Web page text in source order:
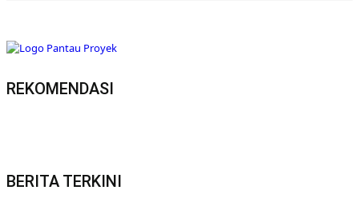
REKOMENDASI
BERITA TERKINI